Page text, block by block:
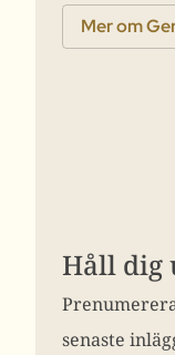
Mer om
Håll dig
senaste